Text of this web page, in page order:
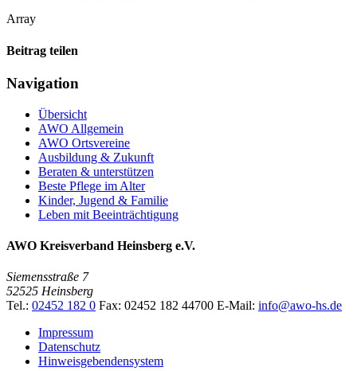
Array
Beitrag teilen
Navigation
Übersicht
AWO Allgemein
AWO Ortsvereine
Ausbildung & Zukunft
Beraten & unterstützen
Beste Pflege im Alter
Kinder, Jugend & Familie
Leben mit Beeinträchtigung
AWO Kreisverband Heinsberg e.V.
Siemensstraße 7
52525 Heinsberg
Tel.: 02452 182 0 Fax: 02452 182 44700 E-Mail: info@awo-hs.de
Impressum
Datenschutz
Hinweisgebendensystem